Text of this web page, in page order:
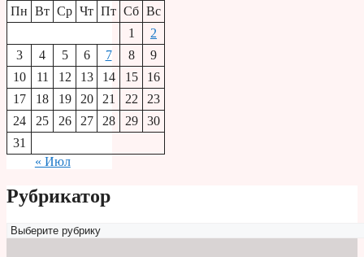
Пн Вт Ср Чт Пт Сб Вс
1
2
3
4 5 6 7 8
9
10
11 12 13 14 15
16
17
18 19 20 21 22
23
24
25 26 27 28 29
30
31
« Июл
Рубрикатор
Рубрикатор